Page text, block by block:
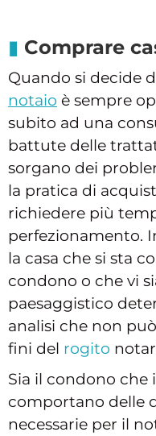
Comprare
Quando si decide
notaio è sempre
subito ad una
battute delle
sorgano dei
la pratica di
richiedere più
perfezionamento.
la casa che si sta
condono o che vi
paesaggistico
analisi che non
fini del rogito
Sia il condono che
comportano delle
necessarie per il